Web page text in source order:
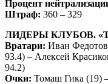
Процент
Штраф: 360 – 329
ЛИДЕРЫ КЛУБОВ.
Вратари: Иван
93.4) – Алексей
94.2)
Очки: Томаш Гика (19)